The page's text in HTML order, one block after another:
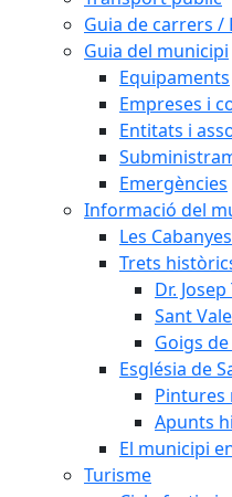
Guia de carrers /
Guia del municipi
Equipaments
Empreses i
Entitats i
Emergències
Informació del
Les Cabanyes
Trets
Dr.
Sant
Goigs
Església de
Pintures
Apunts
El municipi
Turisme